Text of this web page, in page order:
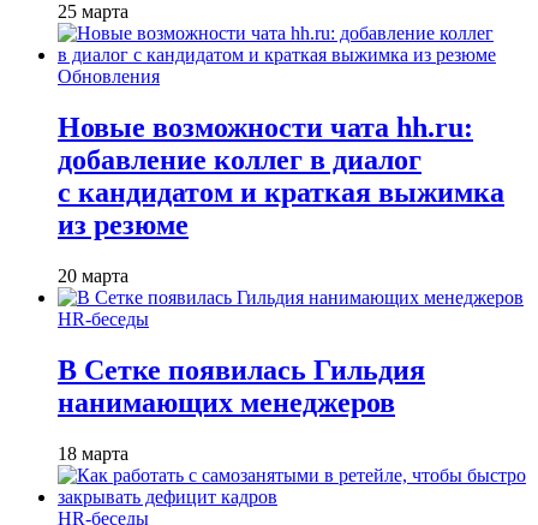
25 марта
Обновления
Новые возможности чата hh.ru:
добавление коллег в диалог
с кандидатом и краткая выжимка
из резюме
20 марта
HR-беседы
В Сетке появилась Гильдия
нанимающих менеджеров
18 марта
HR-беседы